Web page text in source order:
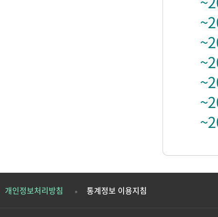
개인정보처리방침 통계정보 이용지침